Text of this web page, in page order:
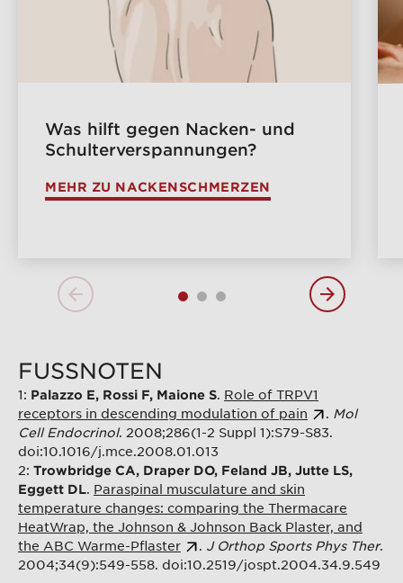
Was hilft gegen Nacken- und
Schulterverspannungen?
MEHR ZU NACKENSCHMERZEN
FUSSNOTEN
1: Palazzo E, Rossi F, Maione S. Role of TRPV1
receptors in descending modulation of pain
. Mol
Cell Endocrinol. 2008;286(1-2 Suppl 1):S79-S83.
doi:10.1016/j.mce.2008.01.013
2: Trowbridge CA, Draper DO, Feland JB, Jutte LS,
Eggett DL. Paraspinal musculature and skin
temperature changes: comparing the Thermacare
HeatWrap, the Johnson & Johnson Back Plaster, and
the ABC Warme-Pflaster
. J Orthop Sports Phys Ther.
2004;34(9):549-558. doi:10.2519/jospt.2004.34.9.549